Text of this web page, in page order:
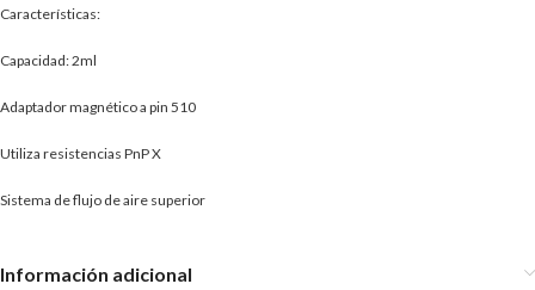
Características:
Capacidad: 2ml
Adaptador magnético a pin 510
Utiliza resistencias PnP X
Sistema de flujo de aire superior
Información adicional